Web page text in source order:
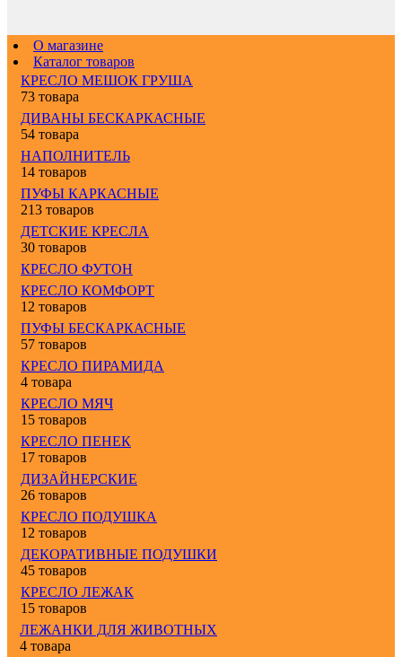
О магазине
Каталог товаров
КРЕСЛО МЕШОК ГРУША
73 товара
ДИВАНЫ БЕСКАРКАСНЫЕ
54 товара
НАПОЛНИТЕЛЬ
14 товаров
ПУФЫ КАРКАСНЫЕ
213 товаров
ДЕТСКИЕ КРЕСЛА
30 товаров
КРЕСЛО ФУТОН
КРЕСЛО КОМФОРТ
12 товаров
ПУФЫ БЕСКАРКАСНЫЕ
57 товаров
КРЕСЛО ПИРАМИДА
4 товара
КРЕСЛО МЯЧ
15 товаров
КРЕСЛО ПЕНЕК
17 товаров
ДИЗАЙНЕРСКИЕ
26 товаров
КРЕСЛО ПОДУШКА
12 товаров
ДЕКОРАТИВНЫЕ ПОДУШКИ
45 товаров
КРЕСЛО ЛЕЖАК
15 товаров
ЛЕЖАНКИ ДЛЯ ЖИВОТНЫХ
4 товара